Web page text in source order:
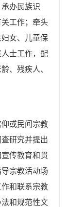
承办民族识
工作；牵头
女、儿童保
士工作， 配
、残疾人、
或民间宗教
研究并提出
传教育和贯
宗教活动场
和联系宗教
和规范性文